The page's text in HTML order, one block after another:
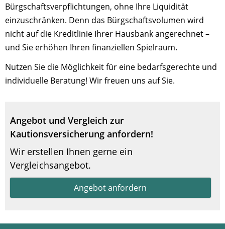
Bürgschaftsverpflichtungen, ohne Ihre Liquidität
einzuschränken. Denn das Bürgschaftsvolumen wird
nicht auf die Kreditlinie Ihrer Hausbank angerechnet –
und Sie erhöhen Ihren finanziellen Spielraum.
Nutzen Sie die Möglichkeit für eine bedarfsgerechte und
individuelle Beratung! Wir freuen uns auf Sie.
Angebot und Vergleich zur
Kautionsversicherung anfordern!
Wir erstellen Ihnen gerne ein
Vergleichsangebot.
Angebot anfordern